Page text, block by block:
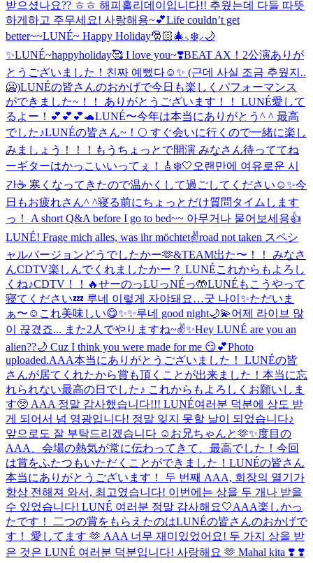
받으셨나요?? ㅎㅎ 해피홀리데이입니다!! 추웠는데 다들 따뜻
하게하고 주무세요! 사랑해용~💕Life couldn’t get
better~~LUNÉ~ Happy Holiday🎅🏻🎄⸜❄️⸝🌙
✨LUNÉ~happyholiday🥰 I love you~❣️BEAT AX！2公演ありが
とうございました！ 친짜 예뻤다☺️✨ (근데 사실 조금 추웠지..
🥶)LUNÉの皆さんのおかげで今日も楽しくパフォーマンス
ができました~！！ ありがとうございます！！ LUNÉ愛して
るよー！💕💕💕🐢LUNÉ〜今年は本当にありがとう^ ^ 最高
でした♪LUNÉの皆さん~！🌕 すぐ会いに行くので一緒に楽し
みましょう！！！ もうちょっとで開演 みなさん待っててね
ーギターはかっこいいってぇ！🎸 ❄️🤍 오랜만에 여유로운 시
간☕️ 寒くなってきたので温かくして過ごしてください☺️✨今
日もお疲れさん^ ^寝る前にちょっとだけ質問タイムします
っ！ A short Q&A before I go to bed~~ 아무거나 물어보세용👍
LUNÉ! Frage mich alles, was ihr möchtet✌️road not taken スペシ
ャルバージョンどうでしたかー🫶&TEAM出た〜！！ みなさ
んCDTV楽しんでくれましたかー？ LUNÉこれからもよろし
くね♪CDTV！！🔥せーのっLUっNÉっ🤲LUNÉもこうやって
寝てください💤 루네 이렇게 자야돼요…굿 나이✨ただいま
ぁ〜☺️ これ美味しい😋✨✨루네 good night🌙💫어제 라이브 많
이 끊겼죠... また2人でやりますね~✌️✨Hey LUNÉ are you an
alien??🌙 Cuz I think you were made for me 😏💕Photo
uploaded.AAA本当にありがとうございました！ LUNÉの皆
さんが居てくれたから賞も頂くことが出来ました！本当に忘
れられない最高の日でした♪ これからもよろしくお願いしま
す🥺 AAA 정말 감사했습니다!!! LUNÉ여러분 덕분에 상도 받
게 되어서 넘 영광입니다! 정말 잊지 못할 날이 되었습니다♪
앞으로도 잘 부탁드리겠습니다 ☺️ お兄ちゃんと🫶✨度目の
AAA、会場の熱気が常に伝わってきて、最高でした！今回
は賞をふたつもいただくことができました！LUNÉの皆さん
本当にありがとうございます！ 두 번째 AAA, 회장의 열기가
항상 전해져 와서, 최고였습니다! 이번에는 상을 두 개나 받을
수 있었습니다! LUNÉ 여러분 정말 감사해요🤍AAA楽しかっ
たです！ 二つの賞をもらえたのはLUNÉの皆さんのおかげで
す！ 愛してます 🫶 AAA 너무 재미있었어요! 두 가지 상을 받
은 것은 LUNÉ 여러분 덕분입니다! 사랑해요 🫶 Mahal kita ❣️ ❣️